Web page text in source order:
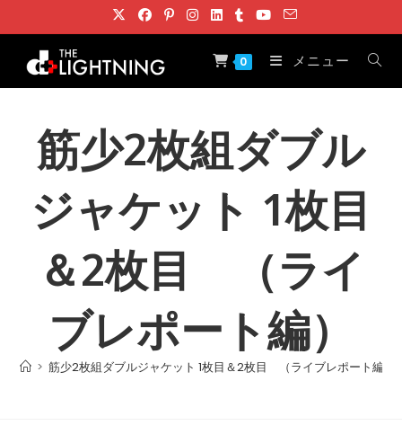
ン
0 メニュー
筋少2枚組ダブル
ジャケット 1枚目
＆2枚目 （ライ
ブレポート編）
> 筋少2枚組ダブルジャケット 1枚目＆2枚目 （ライブレポート編）